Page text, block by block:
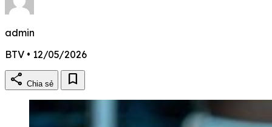
admin
BTV • 12/05/2026
share Chia sẻ bookmark